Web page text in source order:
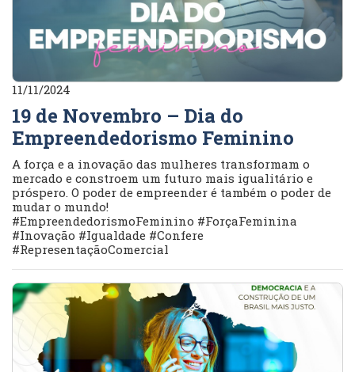
11/11/2024
19 de Novembro – Dia do
Empreendedorismo Feminino
A força e a inovação das mulheres transformam o
mercado e constroem um futuro mais igualitário e
próspero. O poder de empreender é também o poder de
mudar o mundo!
#EmpreendedorismoFeminino #ForçaFeminina
#Inovação #Igualdade #Confere
#RepresentaçãoComercial